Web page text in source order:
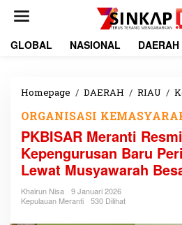
GLOBAL NASIONAL DAERAH
Homepage / DAERAH / RIAU /
ORGANISASI
PKBISAR Meranti
Kepengurusan Baru
Lewat Musyawarah
Khairun Nisa
9 Januari 2026
Kepulauan Meranti
530 Dilihat